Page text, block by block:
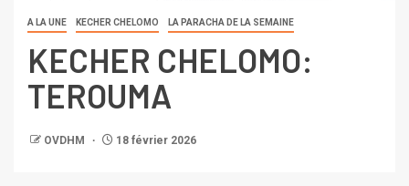
A LA UNE KECHER CHELOMO LA PARACHA DE LA SEMAINE
KECHER CHELOMO:
TEROUMA
OVDHM 18 février 2026